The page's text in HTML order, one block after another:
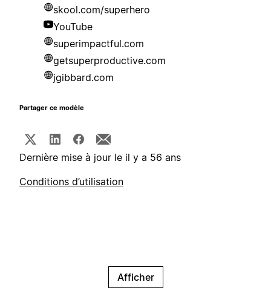
skool.com/superhero
YouTube
superimpactful.com
getsuperproductive.com
jgibbard.com
Partager ce modèle
Dernière mise à jour le il y a 56 ans
Conditions d’utilisation
Afficher